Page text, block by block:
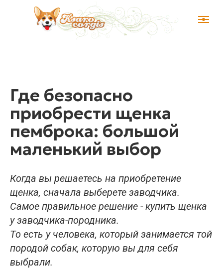
Где безопасно
приобрести щенка
пемброка: большой
маленький выбор
Когда вы решаетесь на приобретение
щенка, сначала выберете заводчика.
Самое правильное решение - купить щенка
у заводчика-породника.
То есть у человека, который занимается той
породой собак, которую вы для себя
выбрали.